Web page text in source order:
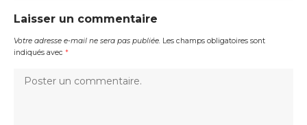
Laisser un commentaire
Votre adresse e-mail ne sera pas publiée. Les champs obligatoires sont
indiqués avec *